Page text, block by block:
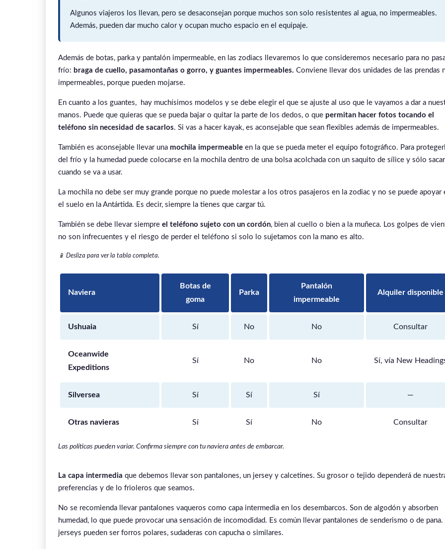
Algunos viajeros los llevan, pero se desaconsejan porque muchos son solo resistentes al agua, no impermeables.
Además, pueden dar mucho calor y ocupan mucho espacio en el equipaje.
Además de botas, parka y pantalón impermeable, en las zodiacs llevaremos lo que consideremos necesario para no
frío: braga de cuello, pasamontañas o gorro, y guantes impermeables. Conviene llevar dos unidades de las prendas
impermeables, porque pueden mojarse.
En cuanto a los guantes, hay muchísimos modelos y se debe elegir el que se ajuste al uso que le vayamos a dar a
manos. Puede que quieras que se pueda bajar o quitar la parte de los dedos, o que permitan hacer fotos tocando el
teléfono sin necesidad de sacarlos. Si vas a hacer kayak, es aconsejable que sean flexibles además de impermeables.
También es aconsejable llevar una mochila impermeable en la que se pueda meter el equipo fotográfico. Para
del frío y la humedad puede colocarse en la mochila dentro de una bolsa acolchada con un saquito de sílice y sólo
cuando se va a usar.
La mochila no debe ser muy grande porque no puede molestar a los otros pasajeros en la zodiac y no se puede apoyar
el suelo en la Antártida. Es decir, siempre la tienes que cargar tú.
También se debe llevar siempre el teléfono sujeto con un cordón, bien al cuello o bien a la muñeca. Los golpes de
no son infrecuentes y el riesgo de perder el teléfono si solo lo sujetamos con la mano es alto.
📱 Desliza para ver la tabla completa.
Naviera
Botas de
goma
Parka
Pantalón
impermeable
Alquiler disponible
Ushuaia Sí No No Consultar
Oceanwide
Expeditions
Sí No No Sí, vía New
Silversea Sí Sí Sí —
Otras navieras Sí Sí No Consultar
Las políticas pueden variar. Confirma siempre con tu naviera antes de embarcar.
La capa intermedia que debemos llevar son pantalones, un jersey y calcetines. Su grosor o tejido dependerá de
preferencias y de lo frioleros que seamos.
No se recomienda llevar pantalones vaqueros como capa intermedia en los desembarcos. Son de algodón y absorben
humedad, lo que puede provocar una sensación de incomodidad. Es común llevar pantalones de senderismo o de pana.
jerseys pueden ser forros polares, sudaderas con capucha o similares.